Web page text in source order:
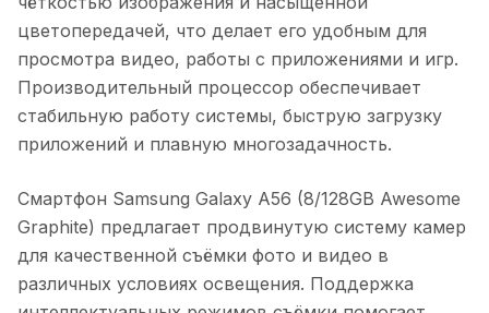
цветопередачей, что делает его удобным для
просмотра видео, работы с приложениями и игр.
Производительный процессор обеспечивает
стабильную работу системы, быструю загрузку
приложений и плавную многозадачность.
Смартфон Samsung Galaxy A56 (8/128GB Awesome
Graphite) предлагает продвинутую систему камер
для качественной съёмки фото и видео в
различных условиях освещения. Поддержка